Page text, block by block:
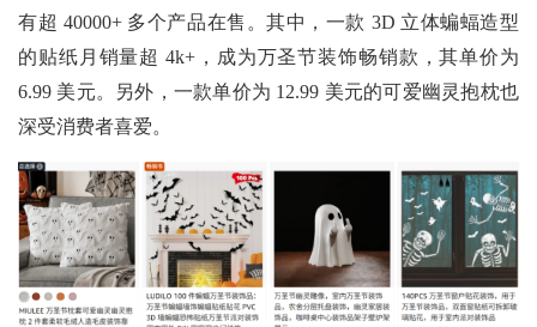
有超 40000+ 多个产品在售。其中，一款 3D 立体蝙蝠造型
的贴纸月销量超 4k+，成为万圣节装饰畅销款，其单价为
6.99 美元。另外，一款单价为 12.99 美元的可爱幽灵抱枕也
深受消费者喜爱。